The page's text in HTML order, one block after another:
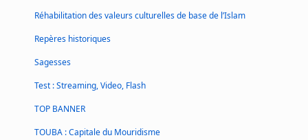
Réhabilitation des valeurs culturelles de base de l’Islam
Repères historiques
Sagesses
Test : Streaming, Video, Flash
TOP BANNER
TOUBA : Capitale du Mouridisme